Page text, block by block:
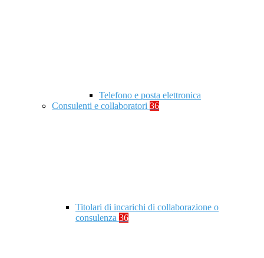
Telefono e posta elettronica
Consulenti e collaboratori 36
Titolari di incarichi di collaborazione o
consulenza 36